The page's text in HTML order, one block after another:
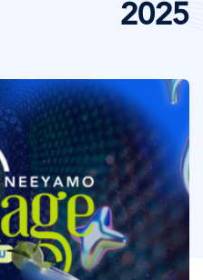
2025
الصورة